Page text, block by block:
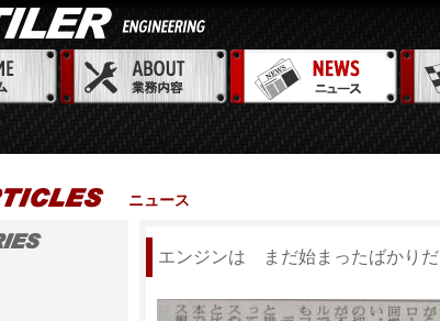
ニュース
エンジンは まだ始まったばかりだ